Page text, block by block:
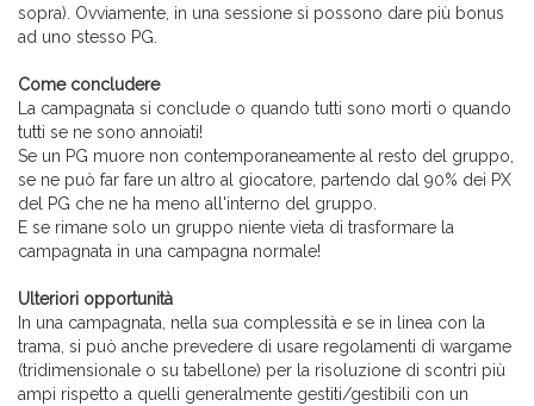
sopra). Ovviamente, in una sessione si possono dare più bonus
ad uno stesso PG.
Come concludere
La campagnata si conclude o quando tutti sono morti o quando
tutti se ne sono annoiati!
Se un PG muore non contemporaneamente al resto del gruppo,
se ne può far fare un altro al giocatore, partendo dal 90% dei PX
del PG che ne ha meno all'interno del gruppo.
E se rimane solo un gruppo niente vieta di trasformare la
campagnata in una campagna normale!
Ulteriori opportunità
In una campagnata, nella sua complessità e se in linea con la
trama, si può anche prevedere di usare regolamenti di wargame
(tridimensionale o su tabellone) per la risoluzione di scontri più
ampi rispetto a quelli generalmente gestiti/gestibili con un